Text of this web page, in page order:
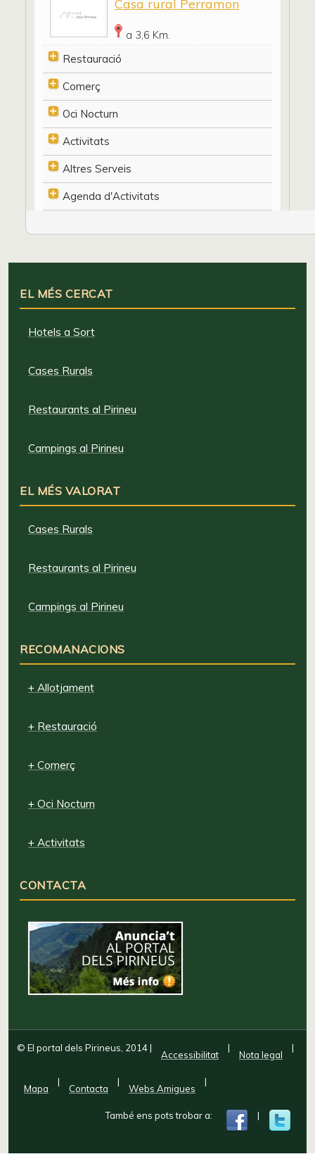
Casa rural Perramon
a 3,6 Km.
Restauració
Comerç
Oci Nocturn
Activitats
Altres Serveis
Agenda d'Activitats
EL MÉS CERCAT
Hotels a Sort
Cases Rurals
Restaurants al Pirineu
Campings al Pirineu
EL MÉS VALORAT
Cases Rurals
Restaurants al Pirineu
Campings al Pirineu
RECOMANACIONS
+ Allotjament
+ Restauració
+ Comerç
+ Oci Nocturn
+ Activitats
CONTACTA
© El portal dels Pirineus, 2014|
Accessibilitat
|
Nota legal
|
Mapa
|
Contacta
|
Webs Amigues
|
També ens pots trobar a: |